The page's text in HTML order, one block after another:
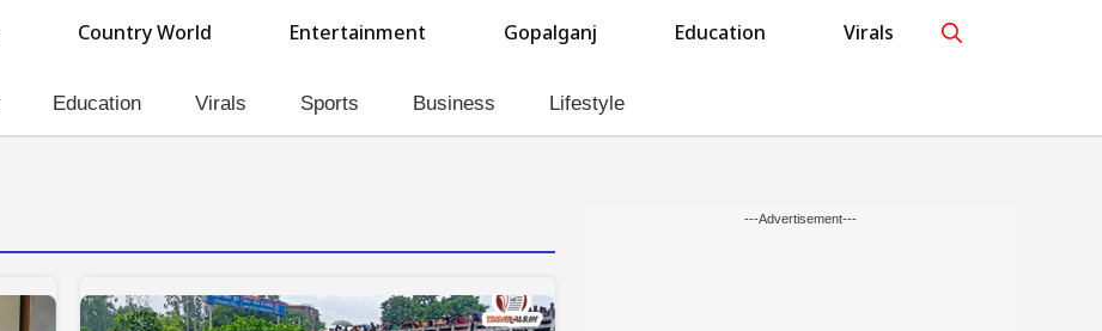
Country World Entertainment Gopalganj Education Virals
Education Virals Sports Business Lifestyle
---Advertisement---